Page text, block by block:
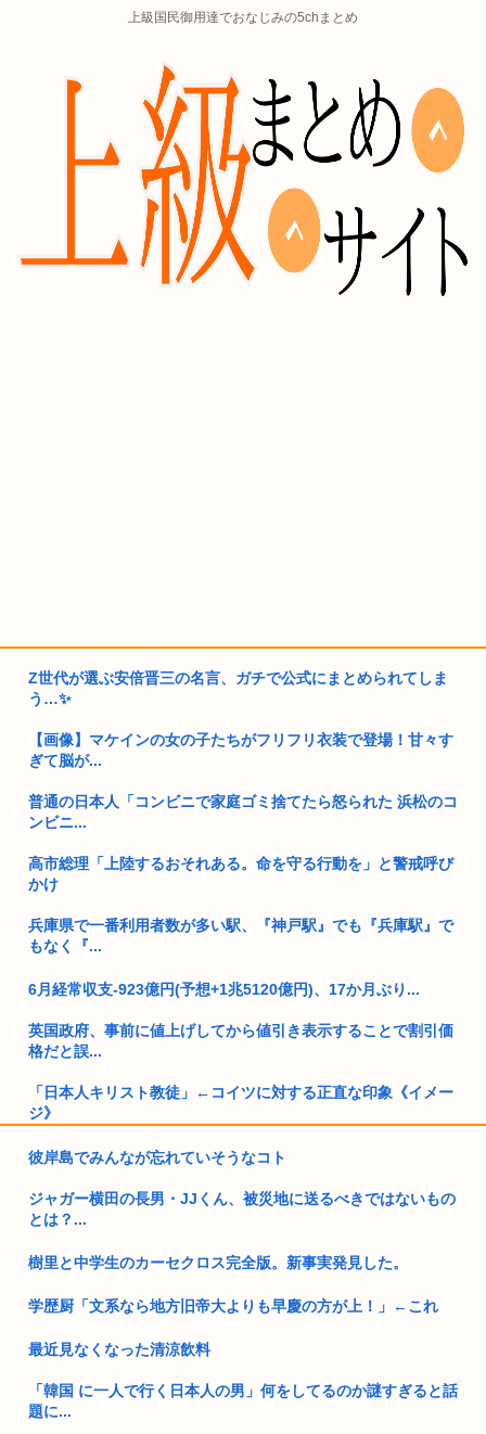
上級国民御用達でおなじみの5chまとめ
Z世代が選ぶ安倍晋三の名言、ガチで公式にまとめられてしま
う…✨
【画像】マケインの女の子たちがフリフリ衣装で登場！甘々す
ぎて脳が...
普通の日本人「コンビニで家庭ゴミ捨てたら怒られた 浜松のコ
ンビニ...
高市総理「上陸するおそれある。命を守る行動を」と警戒呼び
かけ
兵庫県で一番利用者数が多い駅、『神戸駅』でも『兵庫駅』で
もなく『...
6月経常収支-923億円(予想+1兆5120億円)、17か月ぶり...
英国政府、事前に値上げしてから値引き表示することで割引価
格だと誤...
「日本人キリスト教徒」←コイツに対する正直な印象《イメー
ジ》
ドイツ、熱中症で10,000人以上が死亡、ほとんどがお前らと同
ワイ25歳人生に疲れて女ホルを打ち始める
左翼さん「高市が防弾ガラスでスピーチしてる クソ 」→石破
もしてく...
【特殊性癖あり】遊戯王、がんばれゴエモンのヤエちゃんの新
カード公...
彼岸島でみんなが忘れていそうなコト
ジャガー横田の長男・JJくん、被災地に送るべきではないもの
とは？...
樹里と中学生のカーセクロス完全版。新事実発見した。
学歴厨「文系なら地方旧帝大よりも早慶の方が上！」←これ
最近見なくなった清涼飲料
「韓国 に一人で行く日本人の男」何をしてるのか謎すぎると話
題に...